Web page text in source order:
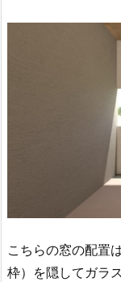
こちらの窓の配置
枠）を隠してガラ